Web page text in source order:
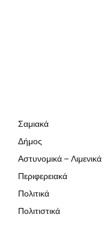
Σαμιακά
Δήμος
Αστυνομικά – Λιμενικά
Περιφερειακά
Πολιτικά
Πολιτιστικά